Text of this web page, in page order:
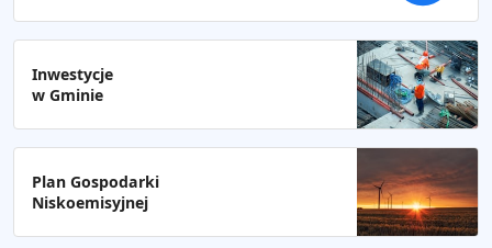
Inwestycje
w Gminie
Plan Gospodarki
Niskoemisyjnej